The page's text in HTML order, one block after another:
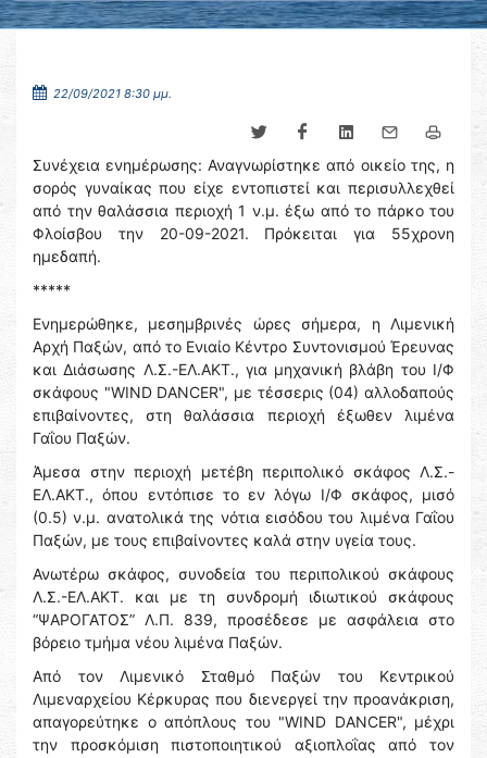
22/09/2021 8:30 μμ.
Συνέχεια ενημέρωσης: Αναγνωρίστηκε από οικείο της, η
σορός γυναίκας που είχε εντοπιστεί και περισυλλεχθεί
από την θαλάσσια περιοχή 1 ν.μ. έξω από το πάρκο του
Φλοίσβου την 20-09-2021. Πρόκειται για 55χρονη
ημεδαπή.
*****
Ενημερώθηκε, μεσημβρινές ώρες σήμερα, η Λιμενική
Αρχή Παξών, από το Ενιαίο Κέντρο Συντονισμού Έρευνας
και Διάσωσης Λ.Σ.-ΕΛ.ΑΚΤ., για μηχανική βλάβη του Ι/Φ
σκάφους "WIND DANCER", με τέσσερις (04) αλλοδαπούς
επιβαίνοντες, στη θαλάσσια περιοχή έξωθεν λιμένα
Γαΐου Παξών.
Άμεσα στην περιοχή μετέβη περιπολικό σκάφος Λ.Σ.-
ΕΛ.ΑΚΤ., όπου εντόπισε το εν λόγω Ι/Φ σκάφος, μισό
(0.5) ν.μ. ανατολικά της νότια εισόδου του λιμένα Γαΐου
Παξών, με τους επιβαίνοντες καλά στην υγεία τους.
Ανωτέρω σκάφος, συνοδεία του περιπολικού σκάφους
Λ.Σ.-ΕΛ.ΑΚΤ. και με τη συνδρομή ιδιωτικού σκάφους
“ΨΑΡΟΓΑΤΟΣ” Λ.Π. 839, προσέδεσε με ασφάλεια στο
βόρειο τμήμα νέου λιμένα Παξών.
Από τον Λιμενικό Σταθμό Παξών του Κεντρικού
Λιμεναρχείου Κέρκυρας που διενεργεί την προανάκριση,
απαγορεύτηκε ο απόπλους του "WIND DANCER", μέχρι
την προσκόμιση πιστοποιητικού αξιοπλοΐας από τον